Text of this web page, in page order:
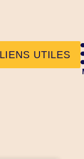
LIENS UTILES